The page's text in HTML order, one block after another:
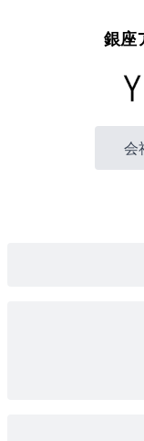
銀座
会